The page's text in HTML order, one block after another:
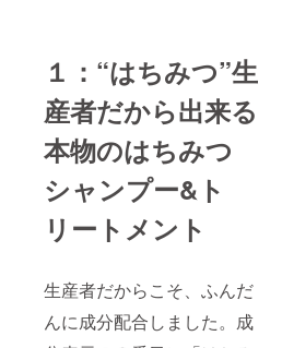
１：“はちみつ”生
産者だから出来る
本物のはちみつ
シャンプー&ト
リートメント
生産者だからこそ、ふんだ
んに成分配合しました。成